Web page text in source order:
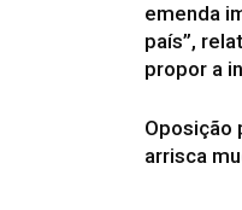
emenda
país”,
propor a
Oposição
arrisca